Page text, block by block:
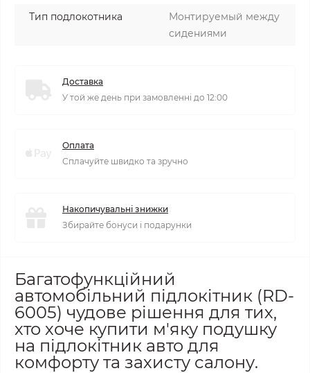
Тип подлокотника
Монтируемый между
сидениями
Доставка
У той же день при замовленні до 12:00
Оплата
Сплачуйте швидко та зручно
Накопичувальні знижки
Збирайте бонуси і подарунки
Багатофункційний
автомобільний підлокітник (RD-
6005) чудове рішення для тих,
хто хоче купити м'яку подушку
на підлокітник авто для
комфорту та захисту салону.